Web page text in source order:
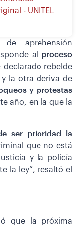
- UNITEL
de aprehensión
al
proceso
declarado rebelde
la otra deriva de
y protestas
año, en la que la
ser prioridad la
que no está
y la policía
la ley”, resaltó el
que la próxima